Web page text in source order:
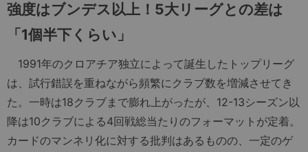
強度はブンデス以上！5大リーグとの差は
「1個半下くらい」
1991年のクロアチア独立によって誕生したトップリーグ
は、試行錯誤を重ねながら頻繁にクラブ数を増減させてき
た。一時は18クラブまで膨れ上がったが、12-13シーズン以
降は10クラブによる4回戦総当たりのフォーマットが定着。
カードのマンネリ化に対する批判はあるものの、一定のゲ